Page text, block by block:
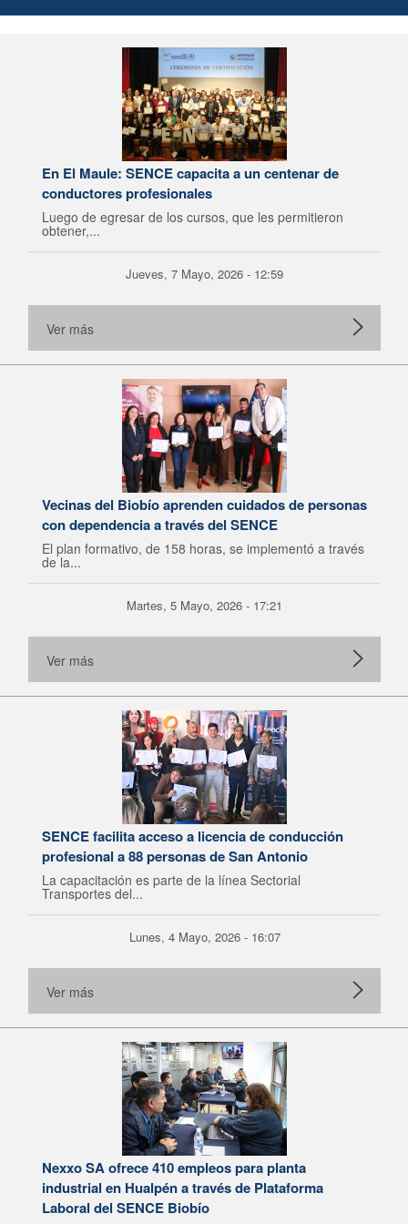
En El Maule: SENCE capacita a un centenar de
conductores profesionales
Luego de egresar de los cursos, que les permitieron
obtener,...
Jueves, 7 Mayo, 2026 - 12:59
Ver más
Vecinas del Biobío aprenden cuidados de personas
con dependencia a través del SENCE
El plan formativo, de 158 horas, se implementó a través
de la...
Martes, 5 Mayo, 2026 - 17:21
Ver más
SENCE facilita acceso a licencia de conducción
profesional a 88 personas de San Antonio
La capacitación es parte de la línea Sectorial
Transportes del...
Lunes, 4 Mayo, 2026 - 16:07
Ver más
Nexxo SA ofrece 410 empleos para planta
industrial en Hualpén a través de Plataforma
Laboral del SENCE Biobío